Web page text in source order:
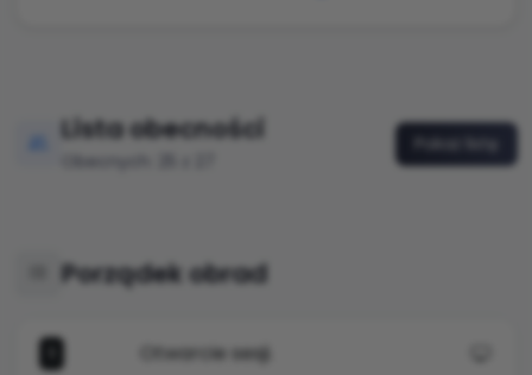
Lista obecności Pokaż listę
Porządek obrad
Otwarcie sesji.